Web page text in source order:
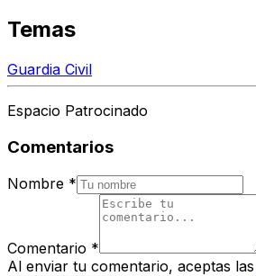
Temas
Guardia Civil
Espacio Patrocinado
Comentarios
Nombre *
Comentario *
Al enviar tu comentario, aceptas las